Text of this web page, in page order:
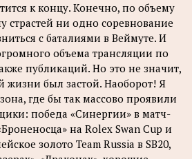
к концу. Конечно, по объему
страстей ни одно соревнование
с баталиями в Веймуте. И
объема трансляции по
публикаций. Но это не значит,
жизни был застой. Наоборот! Я
где бы так массово проявили
победа «Синергии» в матч-
на Rolex Swan Cup и
золото Team Russia в SB20,